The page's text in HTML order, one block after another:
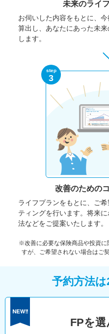
未来のライ
お伺いした内容をもとに、
算出し、あなたにあった未
します。
step
3
改善のための
ライフプランをもとに、ご
ティングを行います。将来
法などをご提案いたします。
※改善に必要な保険商品や投資に
すが、ご希望されない場合はご
予約方法は
FPを